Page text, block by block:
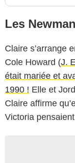
Les
Claire s’arrange
Cole Howard (J.
était mariée et
1990 ! Elle et
Claire affirme
Victoria